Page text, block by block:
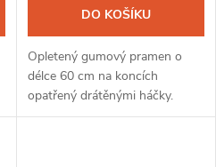
DO KOŠÍKU
Opletený gumový pramen o
délce 60 cm na koncích
opatřený drátěnými háčky.